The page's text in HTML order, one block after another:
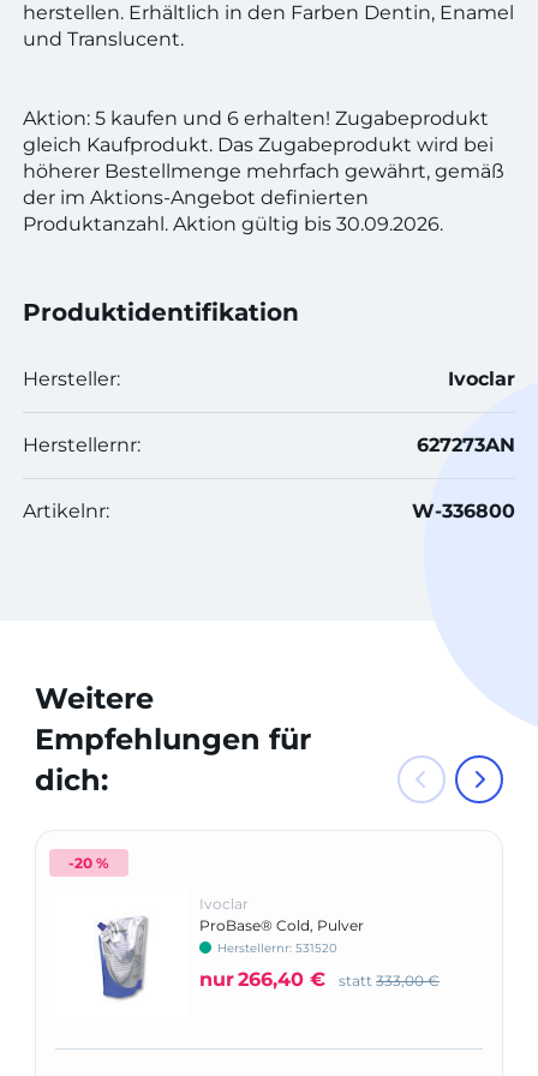
herstellen. Erhältlich in den Farben Dentin, Enamel
und Translucent.
Aktion: 5 kaufen und 6 erhalten! Zugabeprodukt
gleich Kaufprodukt. Das Zugabeprodukt wird bei
höherer Bestellmenge mehrfach gewährt, gemäß
der im Aktions-Angebot definierten
Produktanzahl. Aktion gültig bis 30.09.2026.
Produktidentifikation
Hersteller: Ivoclar
Herstellernr: 627273AN
Artikelnr: W-336800
Weitere
Empfehlungen für
dich:
-20 %
Ivoclar
ProBase® Cold, Pulver
Herstellernr: 531520
nur266,40 € statt 333,00 €